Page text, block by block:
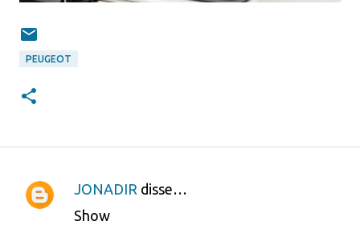
PEUGEOT
C
JONADIR disse…
Show